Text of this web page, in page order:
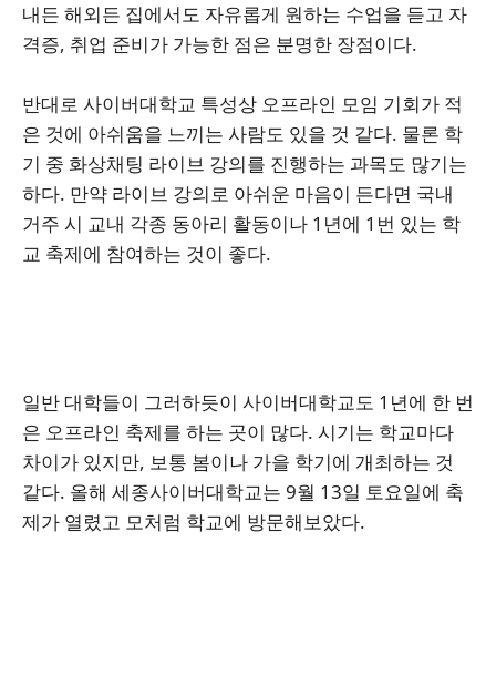
내든 해외든 집에서도 자유롭게 원하는 수업을 듣고 자
격증, 취업 준비가 가능한 점은 분명한 장점이다.
반대로 사이버대학교 특성상 오프라인 모임 기회가 적
은 것에 아쉬움을 느끼는 사람도 있을 것 같다. 물론 학
기 중 화상채팅 라이브 강의를 진행하는 과목도 많기는
하다. 만약 라이브 강의로 아쉬운 마음이 든다면 국내
거주 시 교내 각종 동아리 활동이나 1년에 1번 있는 학
교 축제에 참여하는 것이 좋다.
일반 대학들이 그러하듯이 사이버대학교도 1년에 한 번
은 오프라인 축제를 하는 곳이 많다. 시기는 학교마다
차이가 있지만, 보통 봄이나 가을 학기에 개최하는 것
같다. 올해 세종사이버대학교는 9월 13일 토요일에 축
제가 열렸고 모처럼 학교에 방문해보았다.